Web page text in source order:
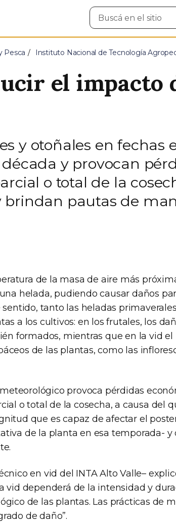
Buscar
en
Pesca Instituto Nacional de Tecnología
el impacto
y otoñales en fechas
y provocan
o total de la
pautas de
de la masa de aire más
helada, pudiendo causar daños
sentido, tanto las heladas
a los cultivos: en los frutales, los
formados, mientras que en la vid
de las plantas, como las
provoca pérdidas
o total de la cosecha, a causa del
que es capaz de afectar el
de la planta en esa temporada- y
en vid del INTA Alto Valle–
vid dependerá de la intensidad y
de las plantas. Las prácticas de
de daño”.